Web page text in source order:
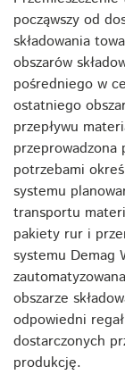
począwszy od
składowania
obszarów
pośredniego w
ostatniego
przepływu
przeprowadzona
potrzebami
systemu
transportu
pakiety rur i
systemu Demag
obszarze
odpowiedni
dostarczonych
produkcję.